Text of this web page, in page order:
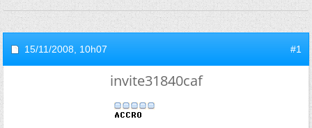
15/11/2008, 10h07 #1
invite31840caf